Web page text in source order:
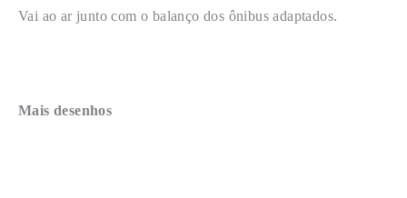
Vai ao ar junto com o balanço dos ônibus adaptados.
Mais desenhos